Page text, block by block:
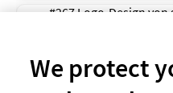
#267 Logo-Design von
We protect